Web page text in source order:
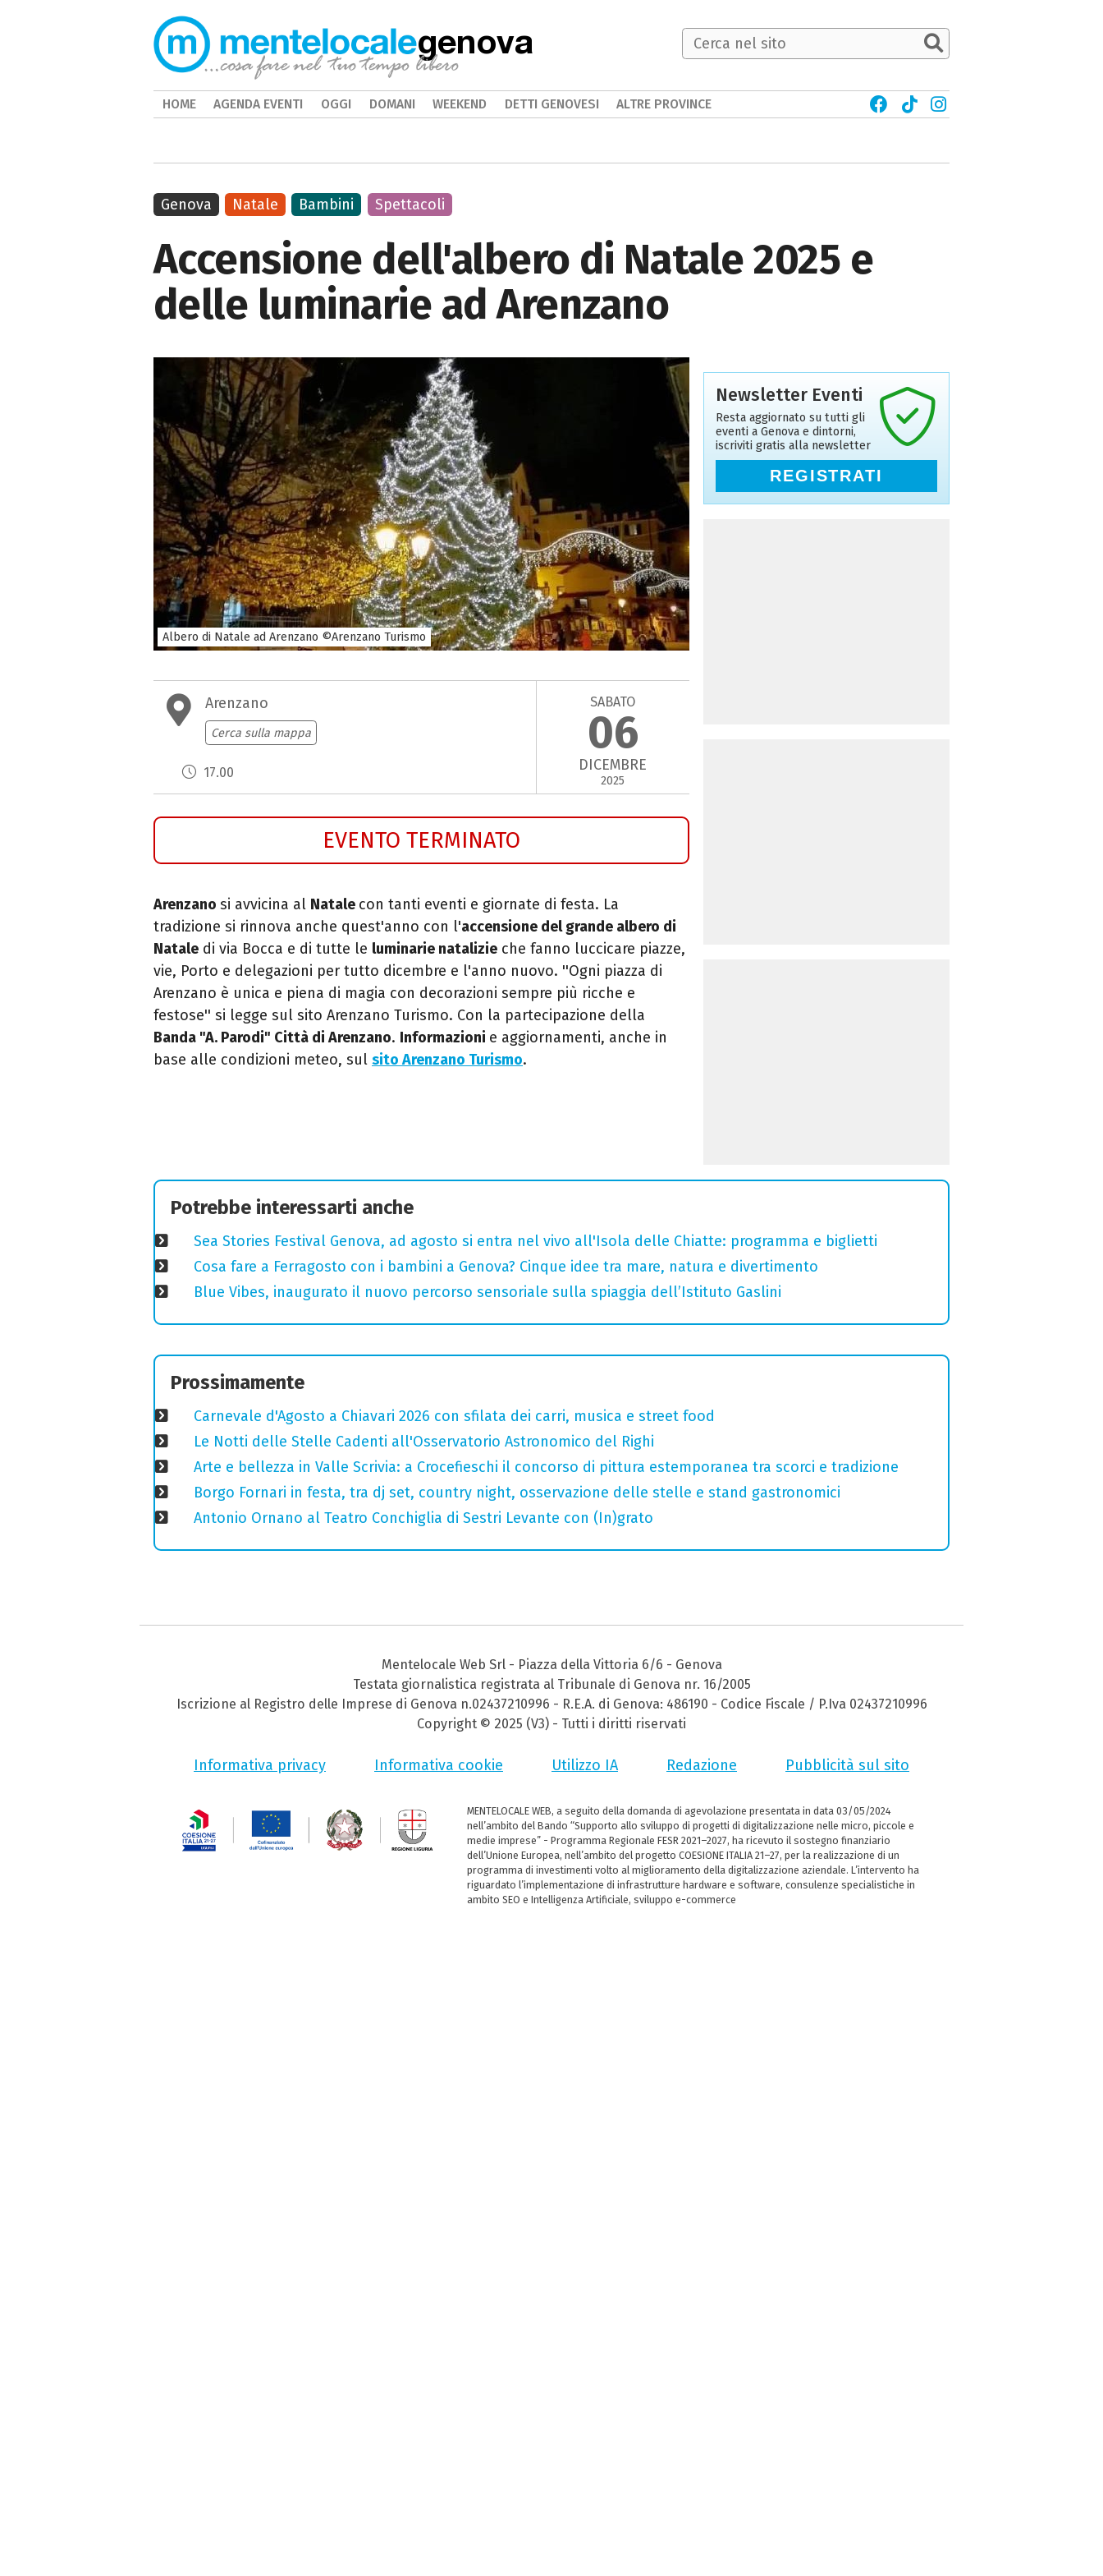
Accensione dell'albero di Natale 2025 e
delle luminarie ad Arenzano
Albero di Natale ad Arenzano ©Arenzano Turismo
Arenzano
Cerca sulla mappa
17.00
SABATO
06
DICEMBRE
2025
EVENTO TERMINATO
Arenzano si avvicina al Natale con tanti eventi e giornate di festa. La
tradizione si rinnova anche quest'anno con l'accensione del grande albero di
Natale di via Bocca e di tutte le luminarie natalizie che fanno luccicare piazze,
vie, Porto e delegazioni per tutto dicembre e l'anno nuovo. ''Ogni piazza di
Arenzano è unica e piena di magia con decorazioni sempre più ricche e
festose'' si legge sul sito Arenzano Turismo. Con la partecipazione della
Banda "A. Parodi" Città di Arenzano. Informazioni e aggiornamenti, anche in
base alle condizioni meteo, sul sito Arenzano Turismo.
Genova Natale Bambini Spettacoli
Newsletter Eventi
Resta aggiornato su tutti gli
eventi a Genova e dintorni,
iscriviti gratis alla newsletter
REGISTRATI
Potrebbe interessarti anche
Sea Stories Festival Genova, ad agosto si entra nel vivo all'Isola delle Chiatte: programma e biglietti
Cosa fare a Ferragosto con i bambini a Genova? Cinque idee tra mare, natura e divertimento
Blue Vibes, inaugurato il nuovo percorso sensoriale sulla spiaggia dell’Istituto Gaslini
Prossimamente
Carnevale d'Agosto a Chiavari 2026 con sfilata dei carri, musica e street food
Le Notti delle Stelle Cadenti all'Osservatorio Astronomico del Righi
Arte e bellezza in Valle Scrivia: a Crocefieschi il concorso di pittura estemporanea tra scorci e tradizione
Borgo Fornari in festa, tra dj set, country night, osservazione delle stelle e stand gastronomici
Antonio Ornano al Teatro Conchiglia di Sestri Levante con (In)grato
genova
HOME AGENDA EVENTI OGGI DOMANI WEEKEND DETTI GENOVESI ALTRE PROVINCE
Mentelocale Web Srl - Piazza della Vittoria 6/6 - Genova
Testata giornalistica registrata al Tribunale di Genova nr. 16/2005
Iscrizione al Registro delle Imprese di Genova n.02437210996 - R.E.A. di Genova: 486190 - Codice Fiscale / P.Iva 02437210996
Copyright © 2025 (V3) - Tutti i diritti riservati
Informativa privacy Informativa cookie Utilizzo IA Redazione Pubblicità sul sito
MENTELOCALE WEB, a seguito della domanda di agevolazione presentata in data 03/05/2024
nell’ambito del Bando “Supporto allo sviluppo di progetti di digitalizzazione nelle micro, piccole e
medie imprese” - Programma Regionale FESR 2021–2027, ha ricevuto il sostegno finanziario
dell’Unione Europea, nell’ambito del progetto COESIONE ITALIA 21–27, per la realizzazione di un
programma di investimenti volto al miglioramento della digitalizzazione aziendale. L’intervento ha
riguardato l’implementazione di infrastrutture hardware e software, consulenze specialistiche in
ambito SEO e Intelligenza Artificiale, sviluppo e-commerce